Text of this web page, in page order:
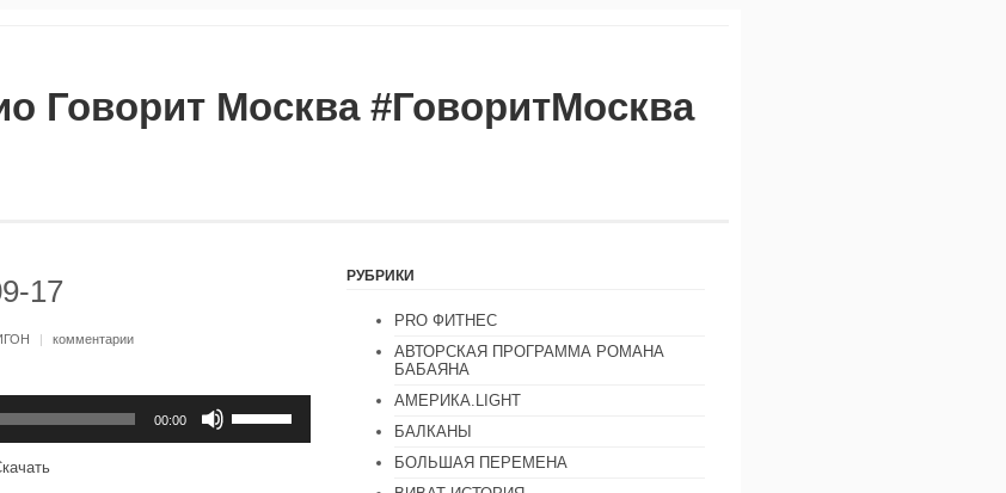
Говорит Москва #ГоворитМосква
17
| комментарии
00:00
клавиши
РУБРИКИ
PRO ФИТНЕС
АВТОРСКАЯ ПРОГРАММА РОМАНА
БАБАЯНА
АМЕРИКА.LIGHT
БАЛКАНЫ
БОЛЬШАЯ ПЕРЕМЕНА